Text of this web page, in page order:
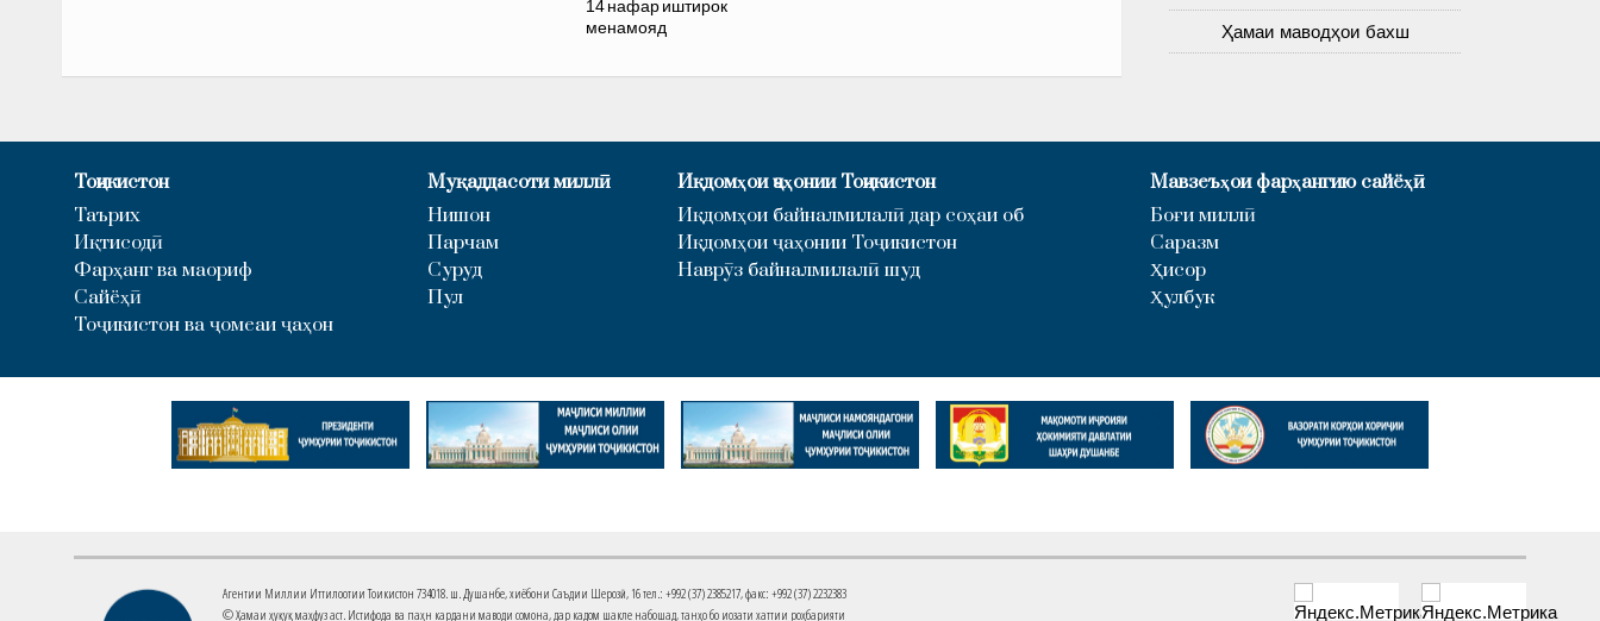
14 нафар иштирок
менамояд
Ҳамаи маводҳои бахш
Тоҷикистон
Таърих
Иқтисодӣ
Фарҳанг ва маориф
Сайёҳӣ
Тоҷикистон ва ҷомеаи ҷаҳон
Муқаддасоти миллӣ
Нишон
Парчам
Суруд
Пул
Иқдомҳои ҷаҳонии Тоҷикистон
Иқдомҳои байналмилалӣ дар соҳаи об
Иқдомҳои ҷаҳонии Тоҷикистон
Наврӯз байналмилалӣ шуд
Мавзеъҳои фарҳангию сайёҳӣ
Боғи миллӣ
Саразм
Ҳисор
Ҳулбук
Агентии Миллии Иттилоотии Тоҷикистон 734018. ш. Душанбе, хиёбони Саъдии Шерозӣ, 16 тел.: +992 (37) 2385217, факс: +992 (37) 2232383
© Ҳамаи ҳуқуқ маҳфуз аст. Истифода ва паҳн кардани маводи сомона, дар кадом шакле набошад, танҳо бо иҷозати хаттии роҳбарияти